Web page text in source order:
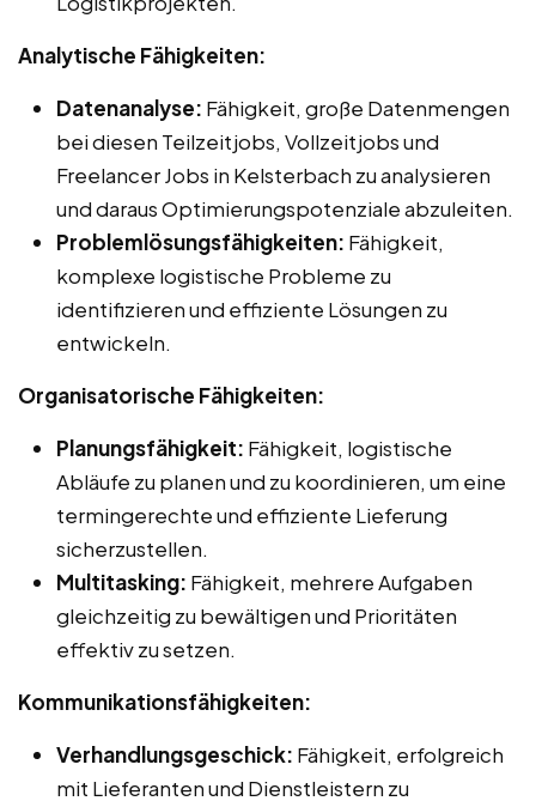
Analytische Fähigkeiten:
Datenanalyse: Fähigkeit, große Datenmengen
bei diesen Teilzeitjobs, Vollzeitjobs und
Freelancer Jobs in Kelsterbach zu analysieren
und daraus Optimierungspotenziale abzuleiten.
Problemlösungsfähigkeiten: Fähigkeit,
komplexe logistische Probleme zu
identifizieren und effiziente Lösungen zu
entwickeln.
Organisatorische Fähigkeiten:
Planungsfähigkeit: Fähigkeit, logistische
Abläufe zu planen und zu koordinieren, um eine
termingerechte und effiziente Lieferung
sicherzustellen.
Multitasking: Fähigkeit, mehrere Aufgaben
gleichzeitig zu bewältigen und Prioritäten
effektiv zu setzen.
Kommunikationsfähigkeiten:
Verhandlungsgeschick: Fähigkeit, erfolgreich
mit Lieferanten und Dienstleistern zu